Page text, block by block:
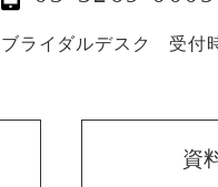
ブライダルデスク 受付
資